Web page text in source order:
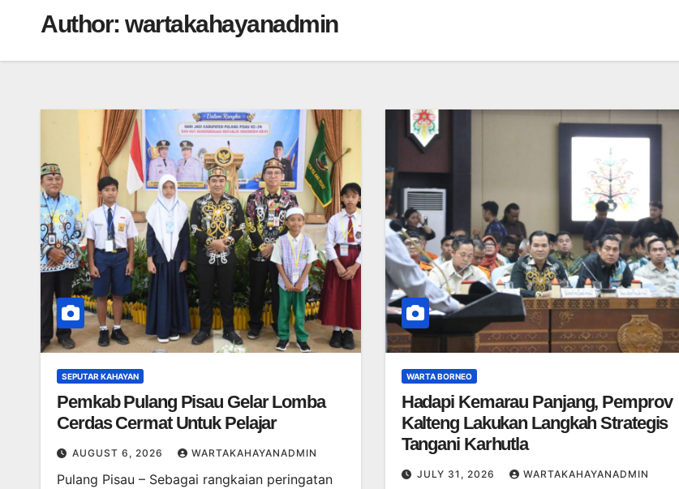
Author: wartakahayanadmin
SEPUTAR KAHAYAN
Pemkab Pulang Pisau Gelar Lomba
Cerdas Cermat Untuk Pelajar
AUGUST 6, 2026 WARTAKAHAYANADMIN
Pulang Pisau – Sebagai rangkaian peringatan
WARTA BORNEO
Hadapi Kemarau Panjang, Pemprov
Kalteng Lakukan Langkah Strategis
Tangani Karhutla
JULY 31, 2026 WARTAKAHAYANADMIN